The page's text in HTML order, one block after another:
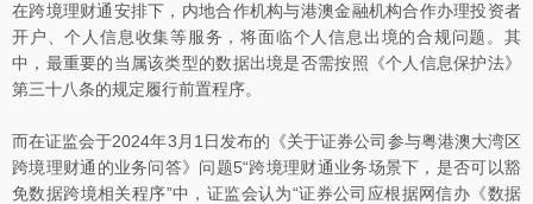
在跨境理财通安排下，内地合作机构与港澳金融机构合作办理投资者
开户、个人信息收集等服务，将面临个人信息出境的合规问题。其
中，最重要的当属该类型的数据出境是否需按照《个人信息保护法》
第三十八条的规定履行前置程序。
而在证监会于2024年3月1日发布的《关于证券公司参与粤港澳大湾区
跨境理财通的业务问答》问题5“跨境理财通业务场景下，是否可以豁
免数据跨境相关程序”中，证监会认为“证券公司应根据网信办《数据